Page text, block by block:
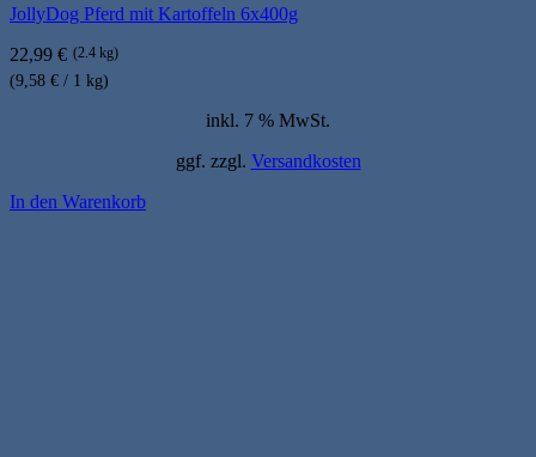
JollyDog Pferd mit Kartoffeln 6x400g
22,99 € (2.4 kg)
(9,58 € / 1 kg)
inkl. 7 % MwSt.
ggf. zzgl. Versandkosten
In den Warenkorb